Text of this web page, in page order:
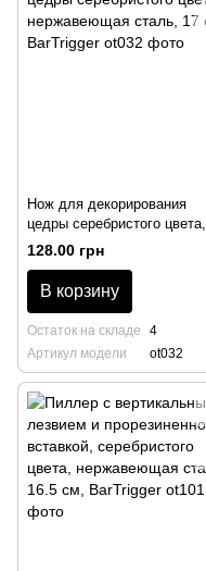
Нож для декорирования
цедры серебристого цвета,
нержавеющая сталь, 17 см,
BarTrigger
128.00 грн
В корзину
Остаток на складе
4
Артикул модели
ot032